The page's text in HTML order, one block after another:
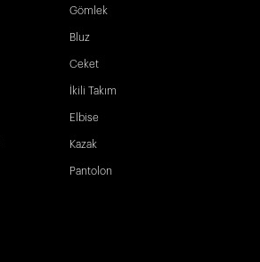
Gömlek
Bluz
Ceket
İkili Takım
Elbise
Kazak
Pantolon